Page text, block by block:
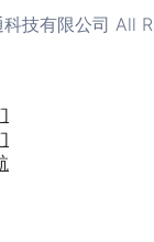
技有限公司 All